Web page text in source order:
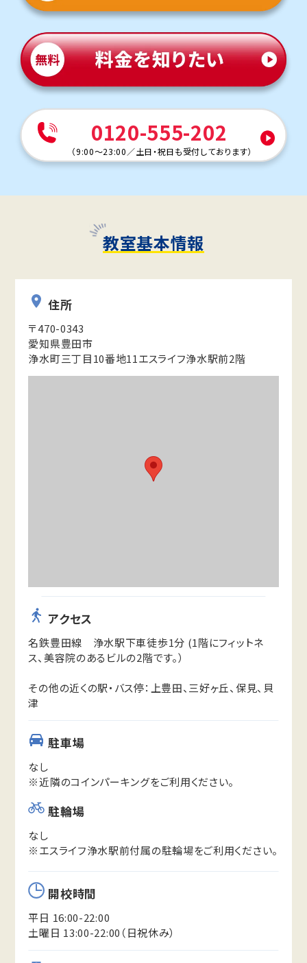
0120-555-202
（9:00～23:00 ／土日・祝日も受付しております）
教室基本情報
住所
〒470-0343
愛知県豊田市
浄水町三丁目10番地11エスライフ浄水駅前2階
アクセス
名鉄豊田線 浄水駅下車徒歩1分 (1階にフィットネ
ス、美容院のあるビルの2階です。）
その他の近くの駅・バス停：上豊田、三好ヶ丘、保見、貝
津
駐車場
なし
※近隣のコインパーキングをご利用ください。
駐輪場
なし
※エスライフ浄水駅前付属の駐輪場をご利用ください。
開校時間
平日 16:00-22:00
土曜日 13:00-22:00（日祝休み）